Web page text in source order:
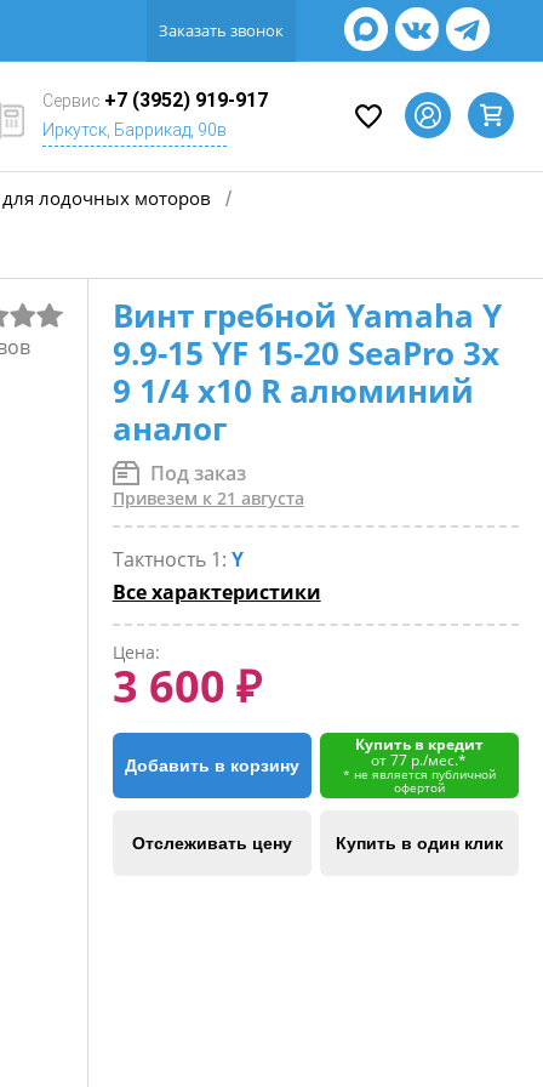
Заказать звонок
Сервис +7 (3952) 919-917
Иркутск, Баррикад, 90в
лодочных моторов /
Винт гребной Yamaha Y
9.9-15 YF 15-20 SeaPro 3х
9 1/4 х10 R алюминий
аналог
Под заказ
Привезем к 21 августа
Тактность 1: Y
Все характеристики
Цена:
3 600 ₽
Добавить в корзину
Купить в кредит
от 77 р./мес.*
* не является публичной
офертой
Отслеживать цену Купить в один клик